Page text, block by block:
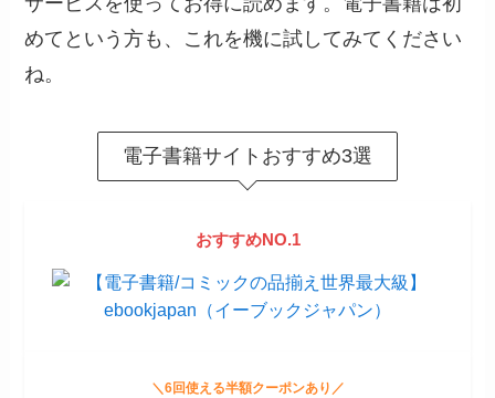
めてという方も、これを機に試してみてください
ね。
電子書籍サイトおすすめ3選
おすすめNO.1
＼6回使える半額クーポンあり／